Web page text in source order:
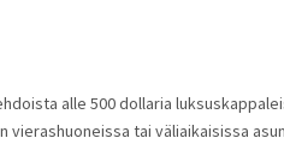
alle 500 dollaria
tai väliaikaisissa